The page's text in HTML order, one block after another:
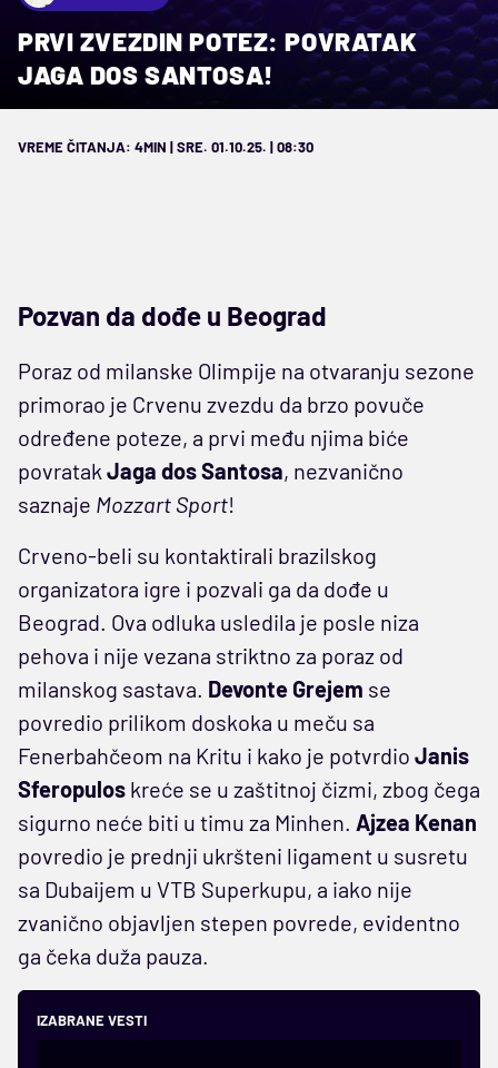
PRVI ZVEZDIN POTEZ: POVRATAK
JAGA DOS SANTOSA!
VREME ČITANJA: 4MIN | SRE. 01.10.25. | 08:30
Pozvan da dođe u Beograd
Poraz od milanske Olimpije na otvaranju sezone
primorao je Crvenu zvezdu da brzo povuče
određene poteze, a prvi među njima biće
povratak Jaga dos Santosa, nezvanično
saznaje Mozzart Sport!
Crveno-beli su kontaktirali brazilskog
organizatora igre i pozvali ga da dođe u
Beograd. Ova odluka usledila je posle niza
pehova i nije vezana striktno za poraz od
milanskog sastava. Devonte Grejem se
povredio prilikom doskoka u meču sa
Fenerbahčeom na Kritu i kako je potvrdio Janis
Sferopulos kreće se u zaštitnoj čizmi, zbog čega
sigurno neće biti u timu za Minhen. Ajzea Kenan
povredio je prednji ukršteni ligament u susretu
sa Dubaijem u VTB Superkupu, a iako nije
zvanično objavljen stepen povrede, evidentno
ga čeka duža pauza.
IZABRANE VESTI